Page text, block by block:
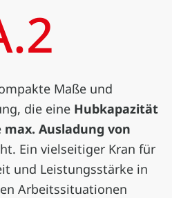
Maße und
die eine Hubkapazität
max. Ausladung von
Ein vielseitiger Kran für
und Leistungsstärke in
Arbeitssituationen